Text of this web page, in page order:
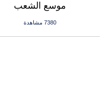
موسع الشعب
7380 مشاهدة